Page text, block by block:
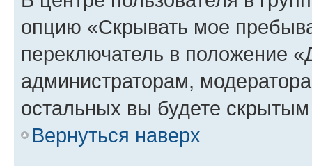
опцию «Скрывать мое
переключатель в положение
администраторам,
остальных вы будете
Вернуться наверх